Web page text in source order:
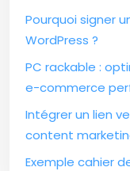
Pourquoi signer
WordPress ?
PC rackable :
e-commerce
Intégrer un lien
content
Exemple cahier